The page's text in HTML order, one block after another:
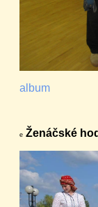
album
e Ženáčské